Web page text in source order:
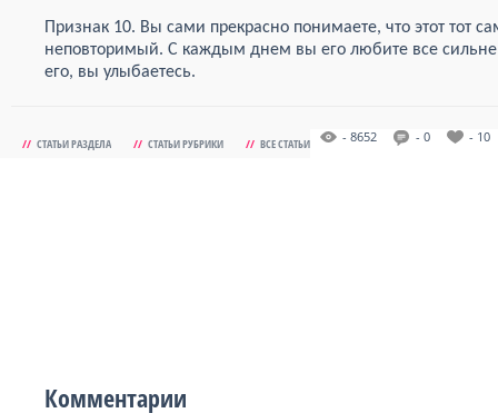
Признак 10. Вы сами прекрасно понимаете, что этот тот
неповторимый. С каждым днем вы его любите все
его, вы улыбаетесь.
// СТАТЬИ РАЗДЕЛА // СТАТЬИ РУБРИКИ // ВСЕ СТАТЬИ - 8652 - 0 - 10
Комментарии